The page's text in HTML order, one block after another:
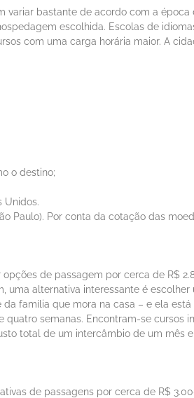
variar bastante de acordo com a época
escolhida. Escolas de
com uma carga horária maior. A
o destino;
Unidos.
Paulo). Por conta da cotação das
de passagem por cerca de R$
uma alternativa interessante é escolher
família que mora na casa – e ela está
semanas. Encontram-se cursos
total de um intercâmbio de um mês
de passagens por cerca de R$